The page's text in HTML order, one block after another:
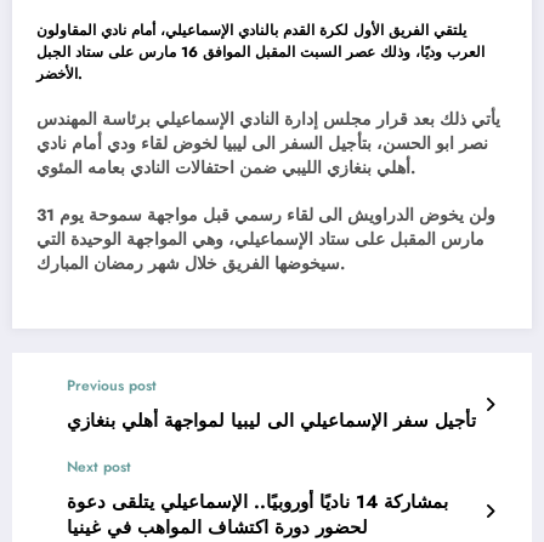
يلتقي الفريق الأول لكرة القدم بالنادي الإسماعيلي، أمام نادي المقاولون
العرب وديًا، وذلك عصر السبت المقبل الموافق 16 مارس على ستاد الجبل
الأخضر.
يأتي ذلك بعد قرار مجلس إدارة النادي الإسماعيلي برئاسة المهندس
نصر ابو الحسن، بتأجيل السفر الى ليبيا لخوض لقاء ودي أمام نادي
أهلي بنغازي الليبي ضمن احتفالات النادي بعامه المئوي.
ولن يخوض الدراويش الى لقاء رسمي قبل مواجهة سموحة يوم 31
مارس المقبل على ستاد الإسماعيلي، وهي المواجهة الوحيدة التي
سيخوضها الفريق خلال شهر رمضان المبارك.
Previous post
تأجيل سفر الإسماعيلي الى ليبيا لمواجهة أهلي بنغازي
Next post
بمشاركة 14 ناديًا أوروبيًا.. الإسماعيلي يتلقى دعوة
لحضور دورة اكتشاف المواهب في غينيا